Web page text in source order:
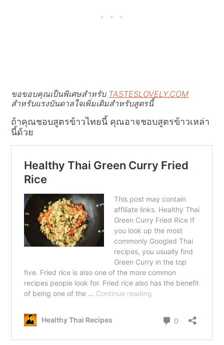
ขอขอบคุณเป็นพิเศษสำหรับ TASTESLOVELY.COM
สำหรับแรงบันดาลใจเพิ่มเติมสำหรับสูตรนี้
ถ้าคุณชอบสูตรข้าวไทยนี้ คุณอาจชอบสูตรข้าวเหล่า
นี้ด้วย